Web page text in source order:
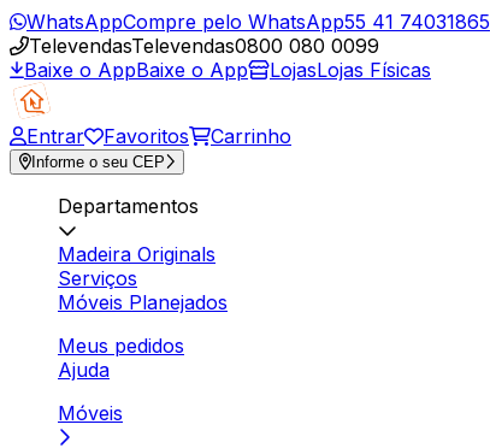
WhatsAppCompre pelo WhatsApp55 41 74031865
TelevendasTelevendas0800 080 0099
Baixe o AppBaixe o App LojasLojas Físicas
Entrar Favoritos Carrinho
Informe o seu CEP
Departamentos
Madeira Originals
Serviços
Móveis Planejados
Meus pedidos
Ajuda
Móveis